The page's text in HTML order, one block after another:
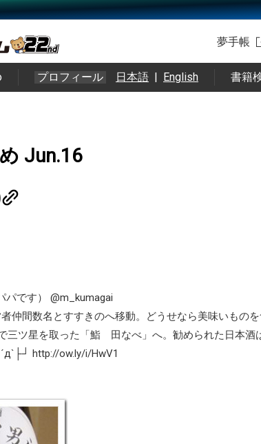
夢手帳
プロフィール 日本語 | English 書籍
Jun.16
熊谷正寿（くまポンパパです） ‏@m_kumagai
仲間数名とすすきのへ移動。どうせなら美味いもの
三ツ星を取った「鮨 田なべ」へ。勧められた日本酒
http://ow.ly/i/HwV1